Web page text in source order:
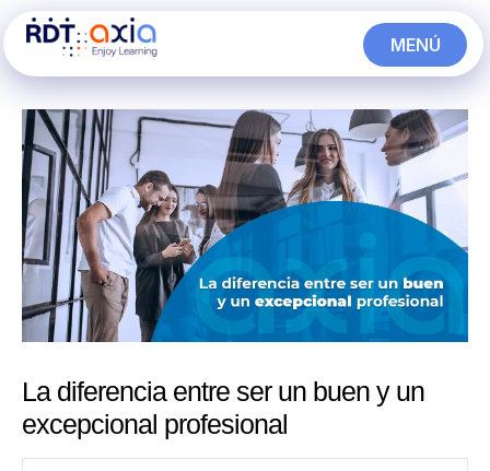
al
MENÚ
CERRAR
La diferencia entre ser un buen y un
excepcional profesional